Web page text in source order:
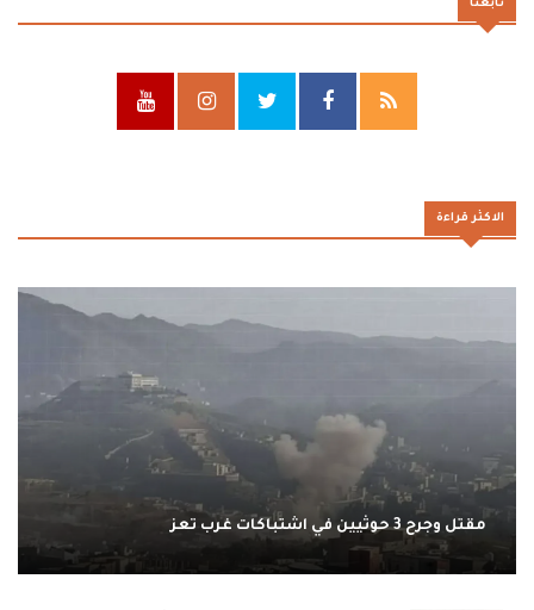
تابعنا
الاكثر قراءة
مقتل وجرح 3 حوثيين في اشتباكات غرب تعز